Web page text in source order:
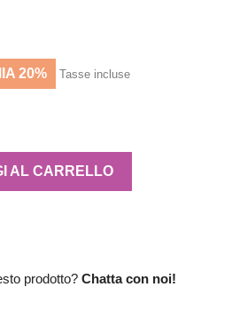
20% Tasse incluse
AL CARRELLO
prodotto? Chatta con noi!